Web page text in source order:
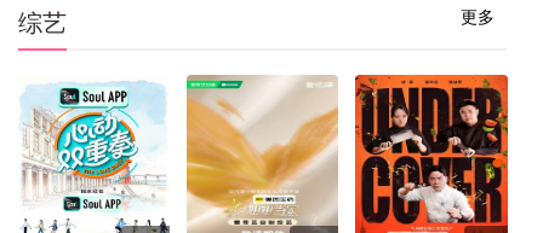
斯,鲁伯特·弗兰德
综艺 更多